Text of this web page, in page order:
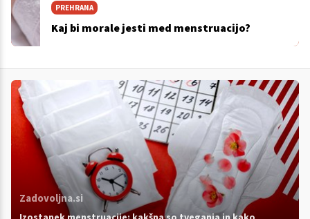
PREHRANA
Kaj bi morale jesti med menstruacijo?
Zadovoljna.si